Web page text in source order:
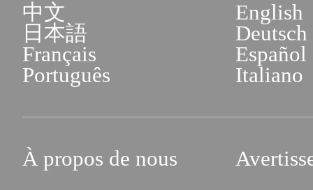
中文
English
日本語
Deutsch
Français
Español
Português
Italiano
À propos de nous